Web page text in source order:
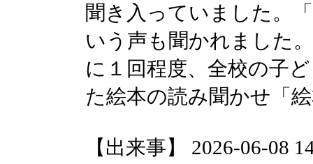
聞き入っていました。
いう声も聞かれました
に１回程度、全校の子
た絵本の読み聞かせ「
【出来事】 2026-06-08